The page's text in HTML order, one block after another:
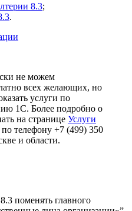
8.3;
.
не можем
всех желающих, но
услуги по
1С. Более подробно о
на странице Услуги
телефону +7 (499) 350
и области.
поменять главного